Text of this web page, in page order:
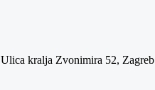
Ulica kralja Zvonimira 52, Zagreb